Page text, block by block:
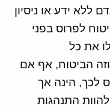
ללא ידע או ניסיון
לפרוס בפני
את כל
הביטוח, אף אם
לכך, הינה אך
התנהגות